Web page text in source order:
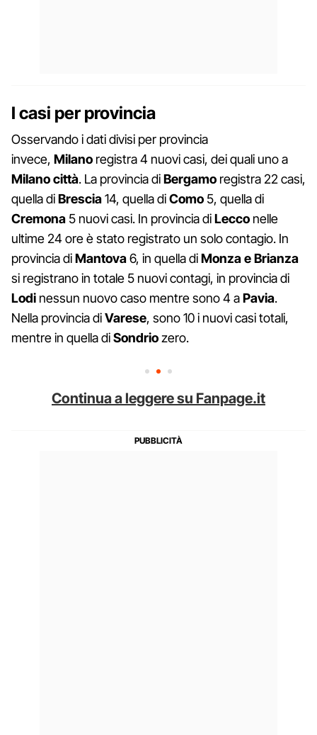
I casi per provincia
Osservando i dati divisi per provincia
invece, Milano registra 4 nuovi casi, dei quali uno a
Milano città. La provincia diBergamo registra 22 casi,
quella diBrescia14, quella diComo 5, quella di
Cremona 5 nuovi casi. In provincia diLecco nelle
ultime 24 ore è stato registrato un solo contagio. In
provincia diMantova6, in quella diMonza e Brianza
si registrano in totale 5 nuovi contagi, in provincia di
Lodi nessun nuovo caso mentre sono 4 aPavia.
Nella provincia diVarese, sono 10 i nuovi casi totali,
mentre in quella diSondriozero.
Continua a leggere su Fanpage.it